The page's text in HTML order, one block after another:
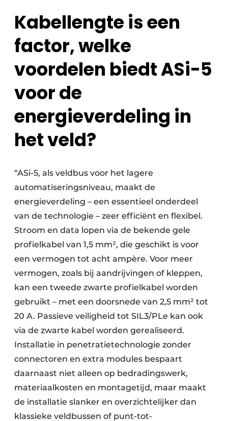
Kabellengte is een
factor, welke
voordelen biedt ASi-5
voor de
energieverdeling in
het veld?
“ASi-5, als veldbus voor het lagere
automatiseringsniveau, maakt de
energieverdeling – een essentieel onderdeel
van de technologie – zeer efficiënt en flexibel.
Stroom en data lopen via de bekende gele
profielkabel van 1,5 mm², die geschikt is voor
een vermogen tot acht ampère. Voor meer
vermogen, zoals bij aandrijvingen of kleppen,
kan een tweede zwarte profielkabel worden
gebruikt – met een doorsnede van 2,5 mm² tot
20 A. Passieve veiligheid tot SIL3/PLe kan ook
via de zwarte kabel worden gerealiseerd.
Installatie in penetratietechnologie zonder
connectoren en extra modules bespaart
daarnaast niet alleen op bedradingswerk,
materiaalkosten en montagetijd, maar maakt
de installatie slanker en overzichtelijker dan
klassieke veldbussen of punt-tot-